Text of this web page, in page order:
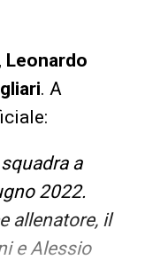
Leonardo
. A
a
2022.
allenatore, il
e Alessio